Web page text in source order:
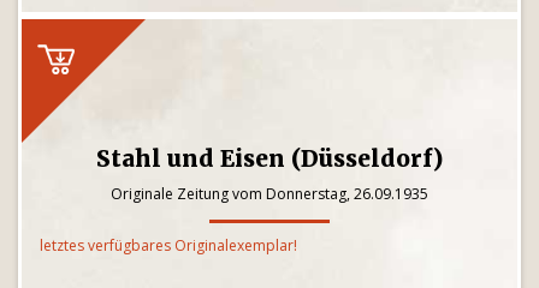
Stahl und Eisen (Düsseldorf)
Originale Zeitung vom Donnerstag, 26.09.1935
letztes verfügbares Originalexemplar!